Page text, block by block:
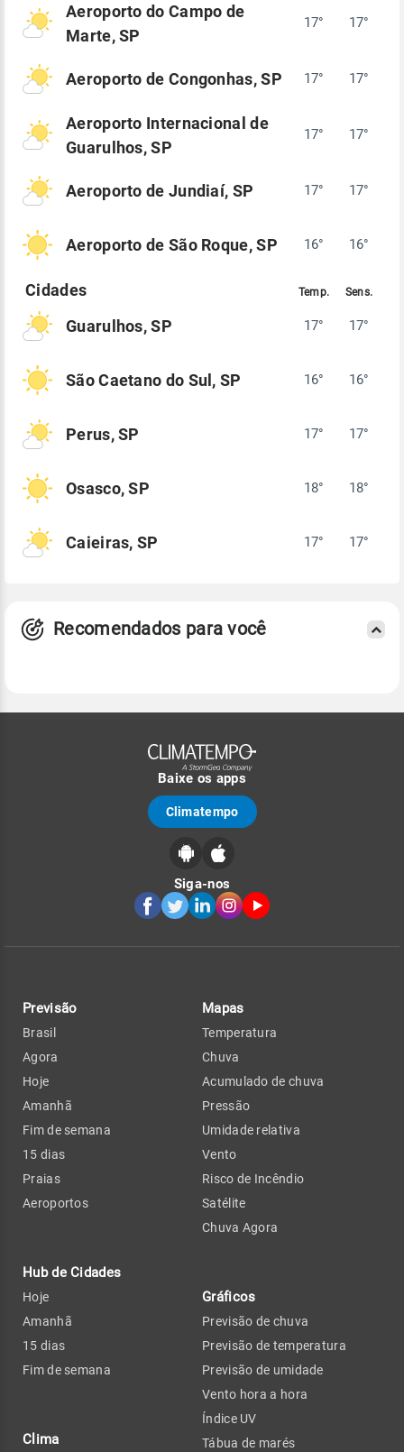
Aeroporto do Campo de
Marte, SP
17° 17°
Aeroporto de Congonhas, SP 17° 17°
Aeroporto Internacional de
Guarulhos, SP
17° 17°
Aeroporto de Jundiaí, SP 17° 17°
Aeroporto de São Roque, SP 16° 16°
Guarulhos, SP 17° 17°
São Caetano do Sul, SP 16° 16°
Perus, SP 17° 17°
Osasco, SP 18° 18°
Caieiras, SP 17° 17°
Recomendados para você
Baixe os apps
Climatempo
Siga-nos
Previsão
Brasil
Agora
Hoje
Amanhã
Fim de semana
15 dias
Praias
Aeroportos
Hub de Cidades
Hoje
Amanhã
15 dias
Fim de semana
Clima
Mapas
Temperatura
Chuva
Acumulado de chuva
Pressão
Umidade relativa
Vento
Risco de Incêndio
Satélite
Chuva Agora
Gráficos
Previsão de chuva
Previsão de temperatura
Previsão de umidade
Vento hora a hora
Índice UV
Tábua de marés